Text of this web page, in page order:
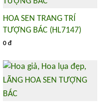
HOA SEN TRANG TRÍ
TƯỢNG BÁC (HL7147)
0 đ